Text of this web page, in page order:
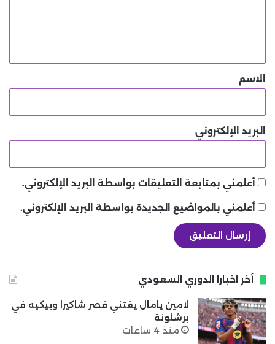
*الاسم
البريد الإلكتروني
أعلمني بمتابعة التعليقات بواسطة البريد الإلكتروني.
أعلمني بالمواضيع الجديدة بواسطة البريد الإلكتروني.
أخر اخبارا الدوري السعودي
لامين يامال يقتني قصر شاكيرا وبيكيه في
برشلونة
منذ 4 ساعات